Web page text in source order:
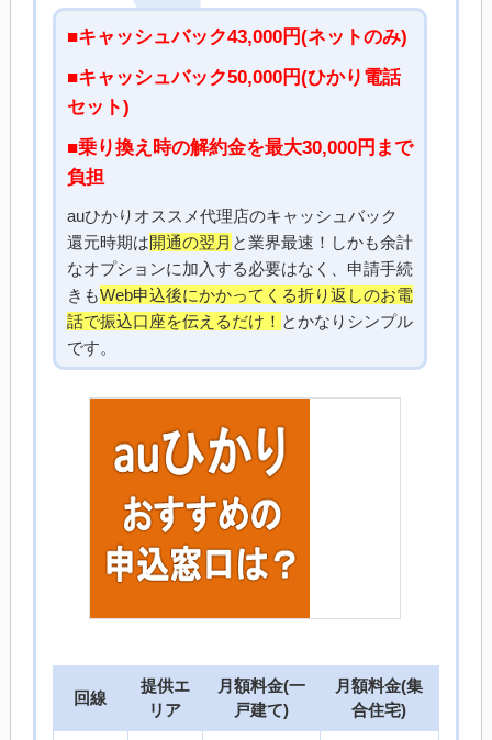
■キャッシュバック43,000円(ネットのみ)
■キャッシュバック50,000円(ひかり電話
セット)
■乗り換え時の解約金を最大30,000円まで
負担
auひかりオススメ代理店のキャッシュバック
還元時期は開通の翌月 と業界最速！しかも余計
なオプションに加入する必要はなく、申請手続
きもWeb申込後にかかってくる折り返しのお電
話で振込口座を伝えるだけ！ とかなりシンプル
です。
回線
提供エ
リア
月額料金(一
戸建て)
月額料金(集
合住宅)